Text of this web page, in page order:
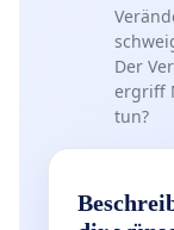
Der
ergriff
tun?